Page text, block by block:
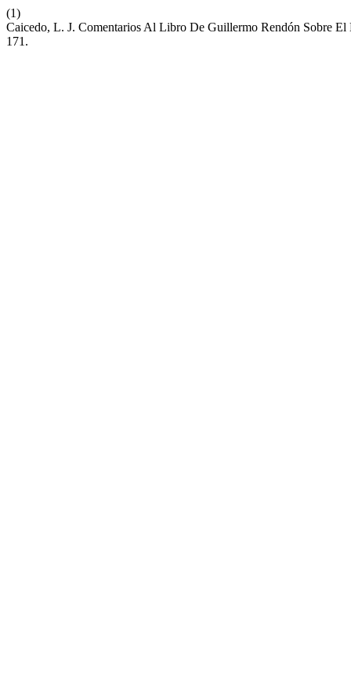
(1)
Caicedo, L. J. Comentarios Al Libro De Guillermo Rendón Sobre
171.